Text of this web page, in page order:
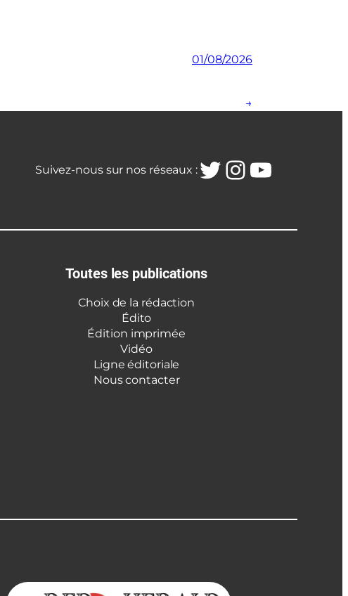
01/08/2026
→
Suivez-nous sur nos réseaux :Twitter
Toutes les publications
Choix de la rédaction
Édito
Édition imprimée
Vidéo
Ligne éditoriale
Nous contacter